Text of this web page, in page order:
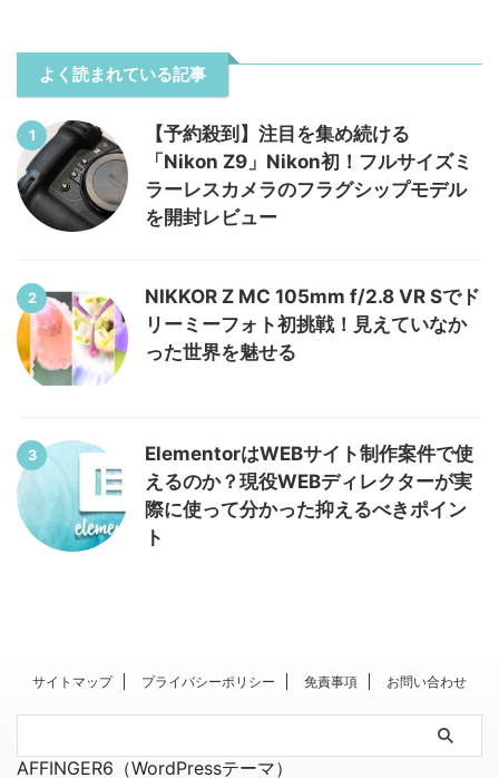
よく読まれている記事
1
【予約殺到】注目を集め続ける
「Nikon Z9」Nikon初！フルサイズミ
ラーレスカメラのフラグシップモデル
を開封レビュー
2
NIKKOR Z MC 105mm f/2.8 VR Sでド
リーミーフォト初挑戦！見えていなか
った世界を魅せる
3
ElementorはWEBサイト制作案件で使
えるのか？現役WEBディレクターが実
際に使って分かった抑えるべきポイン
ト
サイトマップ プライバシーポリシー 免責事項 お問い合わせ
AFFINGER6（WordPressテーマ）